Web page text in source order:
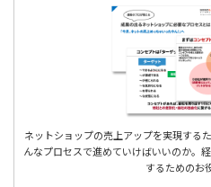
ネットショップの売上アップを実現する
んなプロセスで進めていけばいいのか。
するためのお